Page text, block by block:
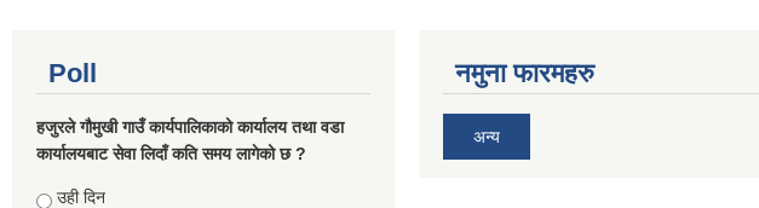
Poll
हजुरले गौमुखी गाउँ कार्यपालिकाको कार्यालय तथा वडा
कार्यालयबाट सेवा लिदाँ कति समय लागेको छ ?
Choices
उही दिन
नमुना फारमहरु
अन्य